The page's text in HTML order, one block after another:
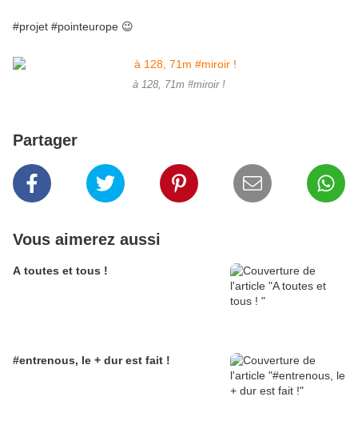
#projet #pointeurope 😉
à 128, 71m #miroir !
Partager
Vous aimerez aussi
A toutes et tous !
#entrenous, le + dur est fait !